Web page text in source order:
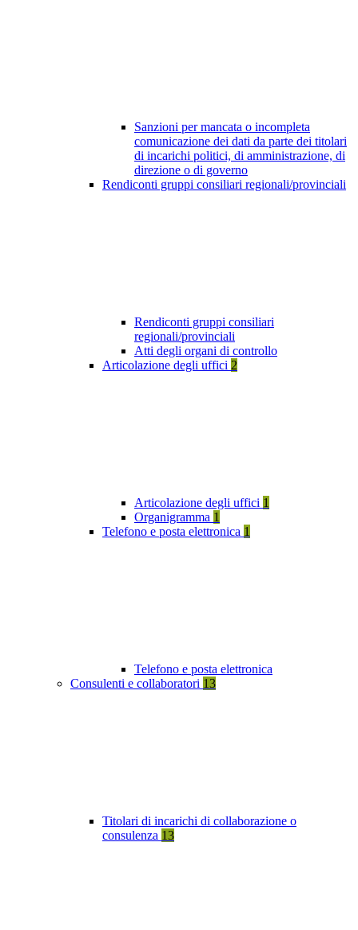
Sanzioni per mancata o incompleta
comunicazione dei dati da parte dei titolari
di incarichi politici, di amministrazione, di
direzione o di governo
Rendiconti gruppi consiliari regionali/provinciali
Rendiconti gruppi consiliari
regionali/provinciali
Atti degli organi di controllo
Articolazione degli uffici 2
Articolazione degli uffici 1
Organigramma 1
Telefono e posta elettronica 1
Telefono e posta elettronica
Consulenti e collaboratori 13
Titolari di incarichi di collaborazione o
consulenza 13